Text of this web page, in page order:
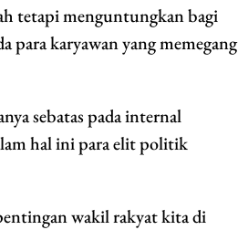
tetapi menguntungkan bagi
para karyawan yang memegang
sebatas pada internal
hal ini para elit politik
wakil rakyat kita di